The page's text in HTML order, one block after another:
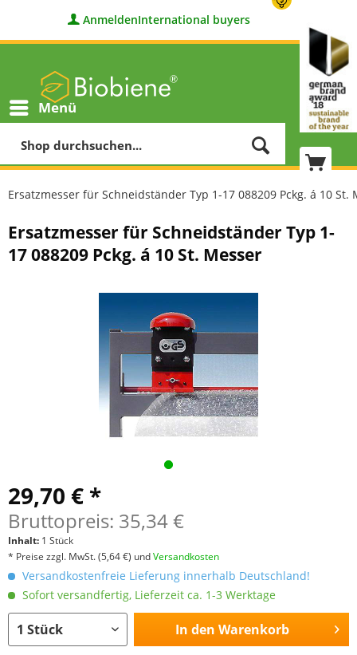
AnmeldenInternational buyers
Menü
Ersatzmesser für Schneidständer Typ 1-17 088209 Pckg. á 10 St.
Ersatzmesser für Schneidständer Typ 1-
17 088209 Pckg. á 10 St. Messer
29,70 € *
Bruttopreis: 35,34 €
Inhalt: 1 Stück
* Preise zzgl. MwSt.(5,64 €) undVersandkosten
Versandkostenfreie Lieferung innerhalb Deutschland!
Sofort versandfertig, Lieferzeit ca. 1-3 Werktage
In den Warenkorb